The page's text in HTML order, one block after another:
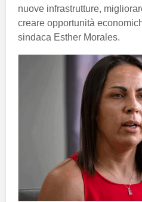
nuove infrastrutture,
creare opportunità
sindaca Esther Morales.